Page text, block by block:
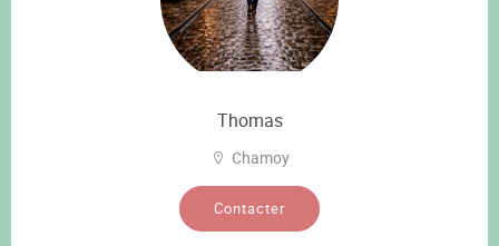
Thomas
Chamoy
Contacter